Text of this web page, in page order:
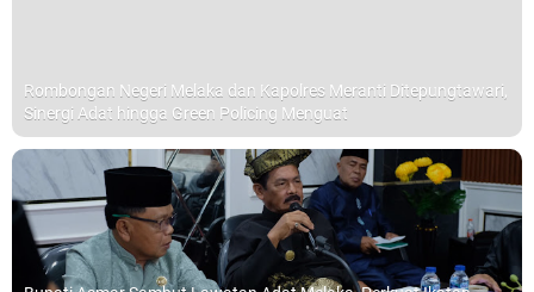
Rombongan Negeri Melaka dan Kapolres Meranti Ditepungtawari,
Sinergi Adat hingga Green Policing Menguat